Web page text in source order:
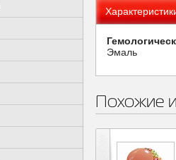
Эмаль
Похожие